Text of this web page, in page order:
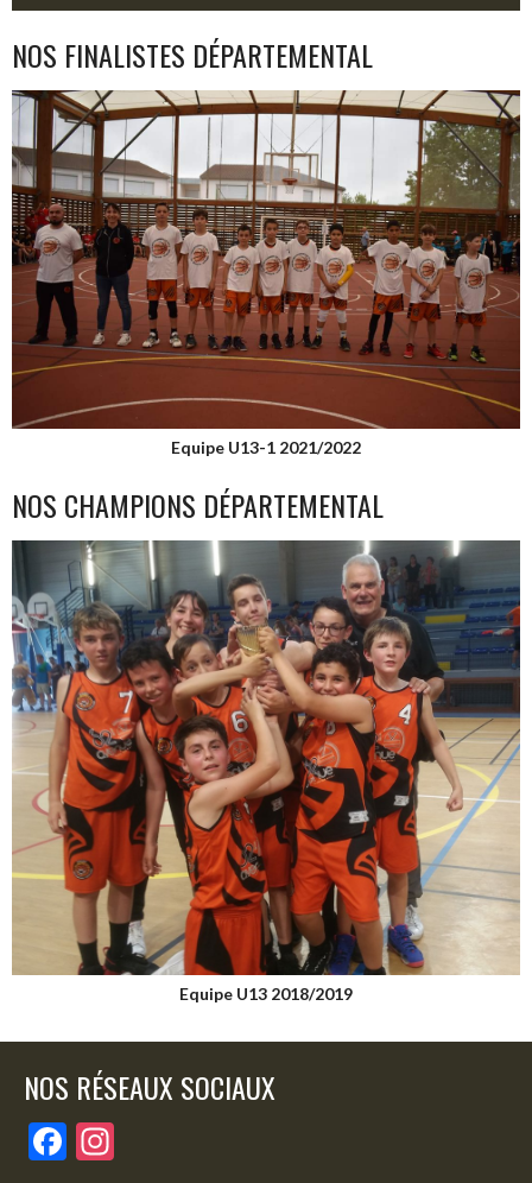
NOS FINALISTES DÉPARTEMENTAL
Equipe U13-1 2021/2022
NOS CHAMPIONS DÉPARTEMENTAL
Equipe U13 2018/2019
NOS RÉSEAUX SOCIAUX
F